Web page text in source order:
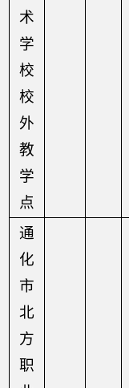
术
学
校
校
外
教
学
点
通
化
市
北
方
职